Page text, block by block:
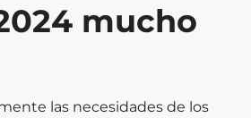
mucho
las necesidades de los